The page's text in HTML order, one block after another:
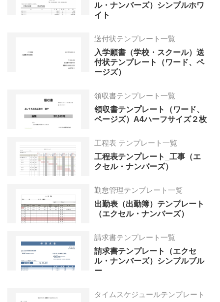
ル・ナンバーズ）シンプルホワ
イト
送付状テンプレート一覧
入学願書（学校・スクール）送
付状テンプレート（ワード、ペ
ージズ）
領収書テンプレート一覧
領収書テンプレート（ワード、
ページズ）A4ハーフサイズ２枚
工程表 テンプレート一覧
工程表テンプレート_工事（エ
クセル・ナンバーズ）
勤怠管理テンプレート一覧
出勤表（出勤簿）テンプレート
（エクセル・ナンバーズ）
請求書テンプレート一覧
請求書テンプレート（エクセ
ル・ナンバーズ）シンプルブル
ー
タイムスケジュールテンプレート